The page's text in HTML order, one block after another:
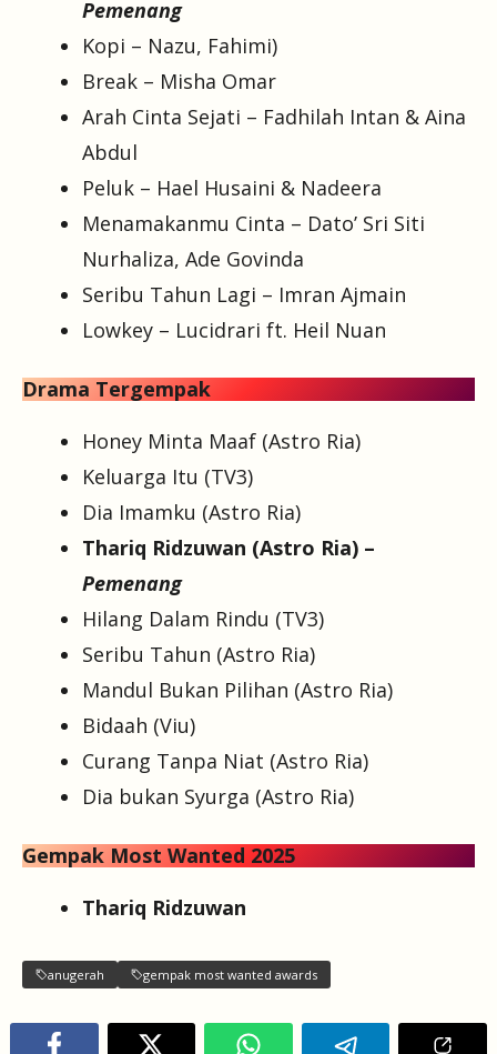
Pemenang
Kopi – Nazu, Fahimi)
Break – Misha Omar
Arah Cinta Sejati – Fadhilah Intan & Aina
Abdul
Peluk – Hael Husaini & Nadeera
Menamakanmu Cinta – Dato’ Sri Siti
Nurhaliza, Ade Govinda
Seribu Tahun Lagi – Imran Ajmain
Lowkey – Lucidrari ft. Heil Nuan
Drama Tergempak
Honey Minta Maaf (Astro Ria)
Keluarga Itu (TV3)
Dia Imamku (Astro Ria)
Thariq Ridzuwan (Astro Ria) –
Pemenang
Hilang Dalam Rindu (TV3)
Seribu Tahun (Astro Ria)
Mandul Bukan Pilihan (Astro Ria)
Bidaah (Viu)
Curang Tanpa Niat (Astro Ria)
Dia bukan Syurga (Astro Ria)
Gempak Most Wanted 2025
Thariq Ridzuwan
anugerah gempak most wanted awards